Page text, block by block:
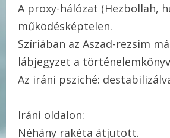
A proxy-hálózat (Hezbollah,
működésképtelen.
Szíriában az Aszad-rezsim
lábjegyzet a
Az iráni psziché:
Iráni oldalon:
Néhány rakéta átjutott.